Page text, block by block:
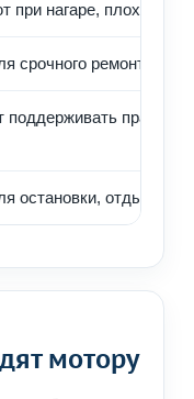
при нагаре, плохом
срочного ремонта
поддерживать
остановки, отдыха
мотору